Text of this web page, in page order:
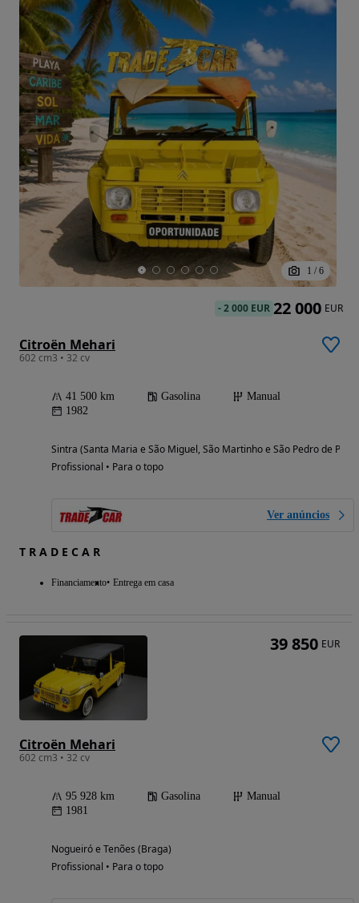
1 / 6
Citroën Mehari
602 cm3 • 32 cv
41 500 km Gasolina
Manual
1982
Sintra (Santa Maria e São Miguel, São Martinho e São Pedro de
Profissional • Para o topo
Ver anúncios
T R A D E C A R
Financiamento Entrega em casa
-2 000 EUR 22 000 EUR
Citroën Mehari
602 cm3 • 32 cv
95 928 km Gasolina
Manual
1981
Nogueiró e Tenões (Braga)
Profissional • Para o topo
39 850 EUR